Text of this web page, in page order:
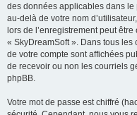
des données applicables dans le
au-delà de votre nom
lors de l’enregistrement peut
« SkyDreamSoft ». Dans tous
de votre compte sont affichées
de recevoir ou non les courriels
phpBB.
Votre mot de passe est chiffré